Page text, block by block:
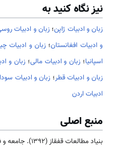
نیز نگاه کنید به
زبان و ادبیات ژاپن؛زبان و ادبیات
و ادبیات افغانستان؛ زبان و ادبیات
اسپانیا؛ زبان و ادبیات مالی؛زبان و
زبان و ادبیات قطر؛ زبان و ادبیات
ادبیات اردن
منبع اصلی
بنیاد مطالعات قفقاز (۱۳۹۲). جامعه و فرهنگ